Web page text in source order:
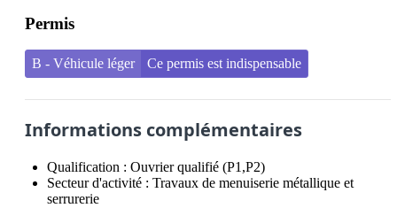
Permis
B - Véhicule léger Ce permis est indispensable
Informations complémentaires
Qualification : Ouvrier qualifié (P1,P2)
Secteur d'activité : Travaux de menuiserie métallique et
serrurerie